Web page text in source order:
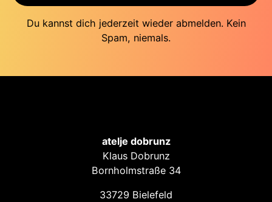
Du kannst dich jederzeit wieder abmelden. Kein
Spam, niemals.
atelje dobrunz
Klaus Dobrunz
Bornholmstraße 34
33729 Bielefeld